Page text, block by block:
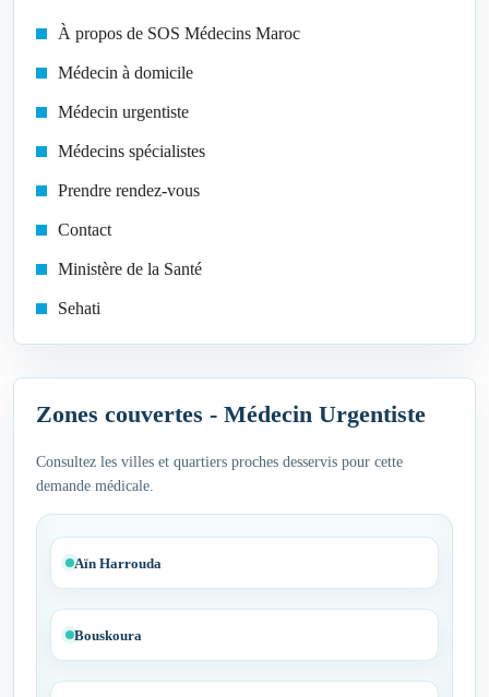
À propos de SOS Médecins Maroc
Médecin à domicile
Médecin urgentiste
Médecins spécialistes
Prendre rendez-vous
Contact
Ministère de la Santé
Sehati
Zones couvertes - Médecin Urgentiste
Consultez les villes et quartiers proches desservis pour cette
demande médicale.
Aïn Harrouda
Bouskoura